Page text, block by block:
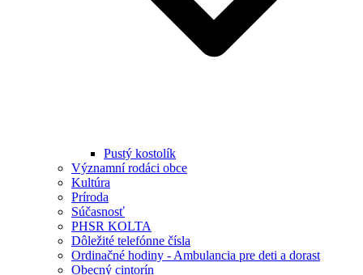
Pustý kostolík
Významní rodáci obce
Kultúra
Príroda
Súčasnosť
PHSR KOLTA
Dôležité telefónne čísla
Ordinačné hodiny - Ambulancia pre deti a dorast
Obecný cintorín